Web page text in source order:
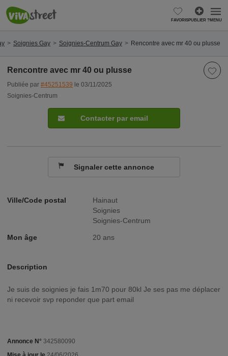
FAVORISPUBLIER ?MENU
Soignies Gay Soignies-Centrum Gay Rencontre avec mr 40 ou plusse
Rencontre avec mr 40 ou plusse
Publiée par #45251539 le 03/11/2025
Soignies-Centrum
Ville/Code postal
Hainaut
Soignies
Soignies-Centrum
Mon âge 20 ans
Description
Je suis de soignies je fais 1m70 pour 80kl Je ses pas me déplacer
ni recevoir svp reponder que part email
Annonce N° 342580090
Contacter par email
Signaler cette annonce